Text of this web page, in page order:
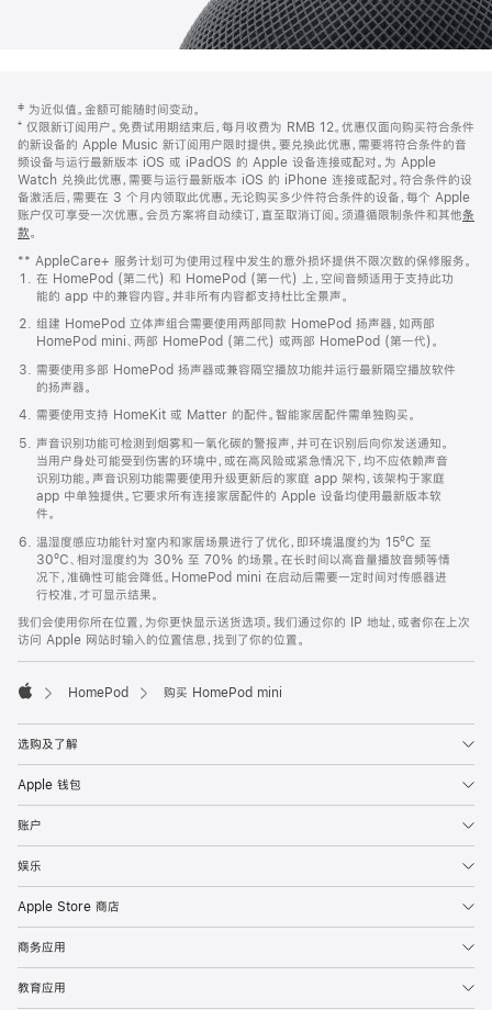
页
页
脚
注
‡ 为近似值。金额可能随时间变动。
⁺ 仅限新订阅用户。免费试用期结束后，每月收费为 RMB 12。优惠仅面向购买符合条件
的新设备的 Apple Music 新订阅用户限时提供。要兑换此优惠，需要将符合条件的音
频设备与运行最新版本 iOS 或 iPadOS 的 Apple 设备连接或配对。为 Apple
Watch 兑换此优惠，需要与运行最新版本 iOS 的 iPhone 连接或配对。符合条件的设
备激活后，需要在 3 个月内领取此优惠。无论购买多少件符合条件的设备，每个 Apple
账户仅可享受一次优惠。会员方案将自动续订，直至取消订阅。须遵循限制条件和其他条
款。
窗
口
中
打
开)
** AppleCare+ 服务计划可为使用过程中发生的意外损坏提供不限次数的保修服务。
在 HomePod (第二代) 和 HomePod (第一代) 上，空间音频适用于支持此功
能的 app 中的兼容内容。并非所有内容都支持杜比全景声。
组建 HomePod 立体声组合需要使用两部同款 HomePod 扬声器，如两部
HomePod mini、两部 HomePod (第二代) 或两部 HomePod (第一代)。
需要使用多部 HomePod 扬声器或兼容隔空播放功能并运行最新隔空播放软件
的扬声器。
需要使用支持 HomeKit 或 Matter 的配件。智能家居配件需单独购买。
声音识别功能可检测到烟雾和一氧化碳的警报声，并可在识别后向你发送通知。
当用户身处可能受到伤害的环境中，或在高风险或紧急情况下，均不应依赖声音
识别功能。声音识别功能需要使用升级更新后的家庭 app 架构，该架构于家庭
app 中单独提供。它要求所有连接家居配件的 Apple 设备均使用最新版本软
件。
温湿度感应功能针对室内和家居场景进行了优化，即环境温度约为 15ºC 至
30ºC、相对湿度约为 30% 至 70% 的场景。在长时间以高音量播放音频等情
况下，准确性可能会降低。HomePod mini 在启动后需要一定时间对传感器进
行校准，才可显示结果。
我们会使用你所在位置，为你更快显示送货选项。我们通过你的 IP 地址，或者你在上次
访问 Apple 网站时输入的位置信息，找到了你的位置。
HomePod 购买 HomePod mini
选购及了解
Apple 钱包
账户
娱乐
Apple Store 商店
商务应用
教育应用